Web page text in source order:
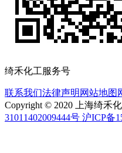
绮禾化工服务号
联系我们法律声明 网站地图
Copyright © 2020 上海绮禾
31011402009444号 沪ICP备